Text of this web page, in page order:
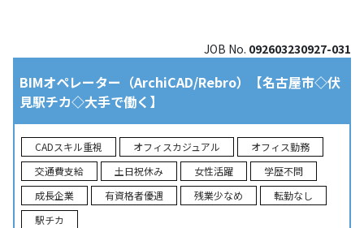
JOB No. 092603230927-031
BIMオペレーター（ArchiCAD/Rebro）【名古屋市◇伏
見駅チカ◇大手で働く】
CADスキル重視 オフィスカジュアル
オフィス勤務
交通費支給
土日祝休み 女性活躍
学歴不問
成長企業
有資格者優遇 残業少なめ
転勤なし
駅チカ